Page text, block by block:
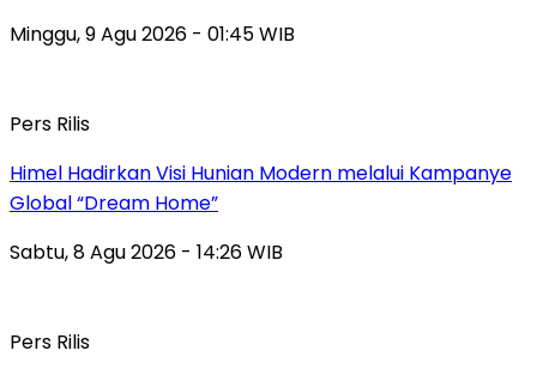
Minggu, 9 Agu 2026 - 01:45 WIB
Pers Rilis
Himel Hadirkan Visi Hunian Modern melalui Kampanye
Global “Dream Home”
Sabtu, 8 Agu 2026 - 14:26 WIB
Pers Rilis